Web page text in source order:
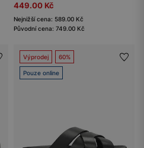
449.00 Kč
Nejnižší cena: 589.00 Kč
Původní cena: 749.00 Kč
Výprodej 60%
Pouze online